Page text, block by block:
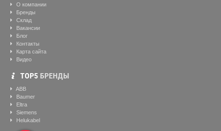
О компании
Бренды
Склад
Вакансии
Блог
Контакты
Карта сайта
Видео
ТОР5 БРЕНДЫ
ABB
Baumer
Eltra
Siemens
Helukabel